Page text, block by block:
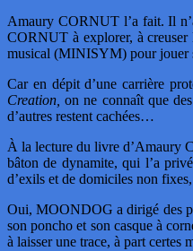
Amaury CORNUT l’a fait. Il
CORNUT à explorer, à
musical (MINISYM) pour jouer
Car en dépit d’une carrière
Creation, on ne connaît que
d’autres restent cachées…
À la lecture du livre d’Amaury
bâton de dynamite, qui l’a
d’exils et de domiciles non
Oui, MOONDOG a dirigé des
son poncho et son casque à
à laisser une trace, à part certes